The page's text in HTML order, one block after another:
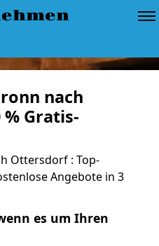
nach
Gratis-
Ottersdorf : Top-
Angebote in 3
es um Ihren